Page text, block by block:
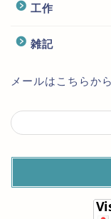
工作
雑記
メールはこちらから